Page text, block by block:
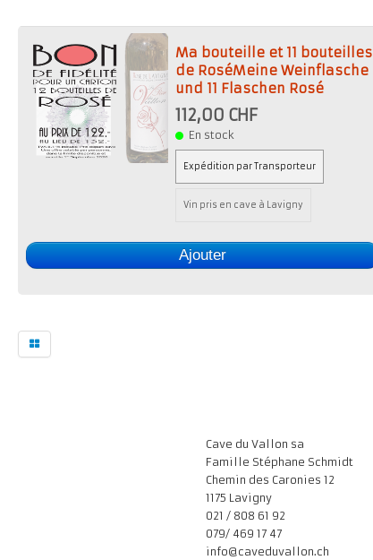
Ma bouteille et 11 bouteilles
de RoséMeine Weinflasche
und 11 Flaschen Rosé
112,00 CHF
En stock
Expédition par Transporteur
Vin pris en cave à Lavigny
Ajouter
Cave du Vallon sa
Famille Stéphane Schmidt
Chemin des Caronies 12
1175 Lavigny
021 / 808 61 92
079/ 469 17 47
info@caveduvallon.ch